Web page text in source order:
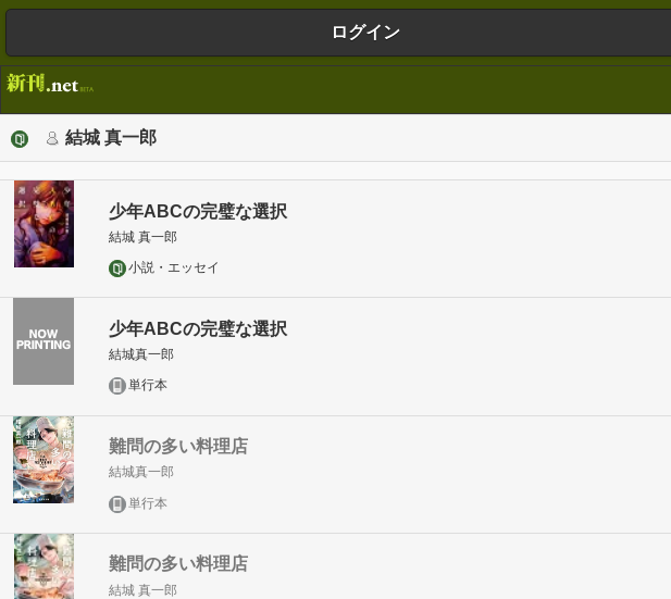
ログイン
結城 真一郎
少年ABCの完璧な選択
結城 真一郎
小説・エッセイ
少年ABCの完璧な選択
結城真一郎
単行本
難問の多い料理店
結城真一郎
単行本
難問の多い料理店
結城 真一郎